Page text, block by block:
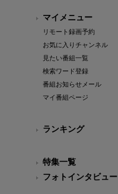
マイメニュー
リモート録画予約
お気に入りチャンネル
見たい番組一覧
検索ワード登録
番組お知らせメール
マイ番組ページ
ランキング
特集一覧
フォトインタビュー